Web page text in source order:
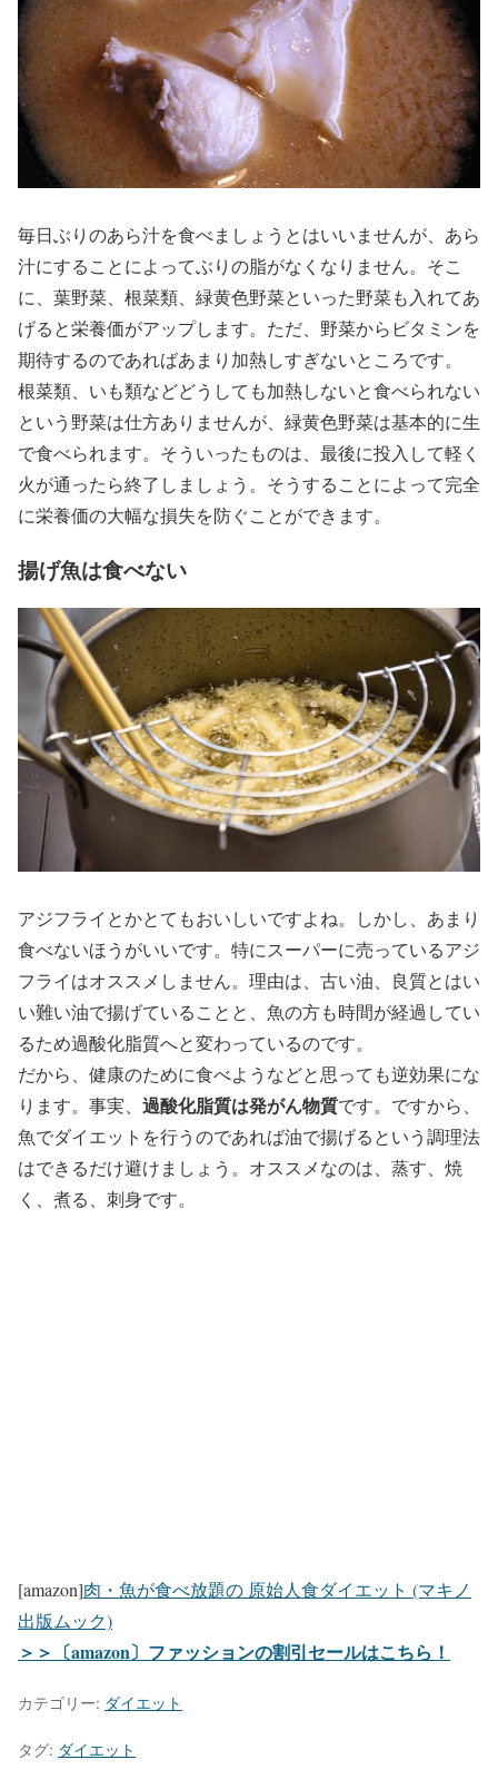
毎日ぶりのあら汁を食べましょうとはいいませんが、あら
汁にすることによってぶりの脂がなくなりません。そこ
に、葉野菜、根菜類、緑黄色野菜といった野菜も入れてあ
げると栄養価がアップします。ただ、野菜からビタミンを
期待するのであればあまり加熱しすぎないところです。
根菜類、いも類などどうしても加熱しないと食べられない
という野菜は仕方ありませんが、緑黄色野菜は基本的に生
で食べられます。そういったものは、最後に投入して軽く
火が通ったら終了しましょう。そうすることによって完全
に栄養価の大幅な損失を防ぐことができます。
揚げ魚は食べない
アジフライとかとてもおいしいですよね。しかし、あまり
食べないほうがいいです。特にスーパーに売っているアジ
フライはオススメしません。理由は、古い油、良質とはい
い難い油で揚げていることと、魚の方も時間が経過してい
るため過酸化脂質へと変わっているのです。
だから、健康のために食べようなどと思っても逆効果にな
ります。事実、 過酸化脂質は発がん物質です。ですから、
魚でダイエットを行うのであれば油で揚げるという調理法
はできるだけ避けましょう。オススメなのは、蒸す、焼
く、煮る、刺身です。
[amazon]肉・魚が食べ放題の 原始人食ダイエット (マキノ
出版ムック)
＞＞〔amazon〕ファッションの割引セールはこちら！
カテゴリー: ダイエット
タグ: ダイエット